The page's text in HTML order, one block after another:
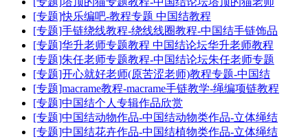
[专题]快乐编吧-教程专题 中国结教程
[专题]手链绕线教程-绕线线圈教程-中国结手链饰品
[专题]华升老师专题教程 中国结论坛华升老师教程
[专题]朱任老师专题教程-中国结论坛朱任老师专题
[专题]开心就好老师(原苦涩老师)教程专题-中国结
[专题]macrame教程-macrame手链教学-绳编项链教程
[专题]中国结个人专辑作品欣赏
[专题]中国结动物作品-中国结动物类作品-立体绳结
[专题]中国结花卉作品-中国结植物类作品-立体绳结